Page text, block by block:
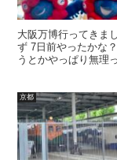
大阪万博行ってきま
ず 7日前やったかな
うとかやっぱり無理
京都